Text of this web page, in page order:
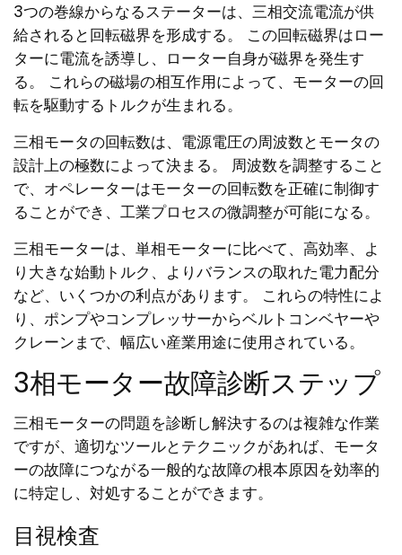
3つの巻線からなるステーターは、三相交流電流が供
給されると回転磁界を形成する。 この回転磁界はロー
ターに電流を誘導し、ローター自身が磁界を発生す
る。 これらの磁場の相互作用によって、モーターの回
転を駆動するトルクが生まれる。
三相モータの回転数は、電源電圧の周波数とモータの
設計上の極数によって決まる。 周波数を調整すること
で、オペレーターはモーターの回転数を正確に制御す
ることができ、工業プロセスの微調整が可能になる。
三相モーターは、単相モーターに比べて、高効率、よ
り大きな始動トルク、よりバランスの取れた電力配分
など、いくつかの利点があります。 これらの特性によ
り、ポンプやコンプレッサーからベルトコンベヤーや
クレーンまで、幅広い産業用途に使用されている。
3相モーター故障診断ステップ
三相モーターの問題を診断し解決するのは複雑な作業
ですが、適切なツールとテクニックがあれば、モータ
ーの故障につながる一般的な故障の根本原因を効率的
に特定し、対処することができます。
目視検査